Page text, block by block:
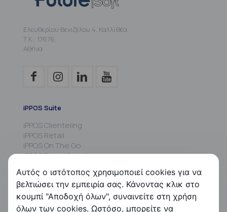
Ελευθερίου Βενιζέλου 4, Καλλιθέα,
Τ.Κ.: 17676,
Αθήνα
iPPOS Suite
iPPOS Clienteling
iPPOS Retail
iPPOS On The Go
iPPOS Travel Retail
iPPOS Commissions
iPPOS Kiosk
FS HRMS
Αυτός ο ιστότοπος χρησιμοποιεί cookies για να
βελτιώσει την εμπειρία σας. Κάνοντας κλικ στο
κουμπί "Αποδοχή όλων", συναινείτε στη χρήση
όλων των cookies. Ωστόσο, μπορείτε να